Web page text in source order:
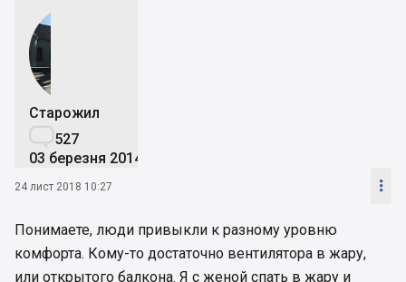
Старожил
527
03 березня 2014
24 лист 2018 10:27 
Понимаете, люди привыкли к разному уровню
комфорта. Кому-то достаточно вентилятора в жару,
или открытого балкона. Я с женой спать в жару и